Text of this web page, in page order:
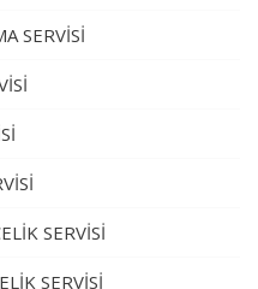
SERVİSİ
SERVİSİ
SERVİSİ